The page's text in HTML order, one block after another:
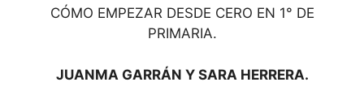
CÓMO EMPEZAR DESDE CERO EN 1° DE
PRIMARIA.
JUANMA GARRÁN Y SARA HERRERA.